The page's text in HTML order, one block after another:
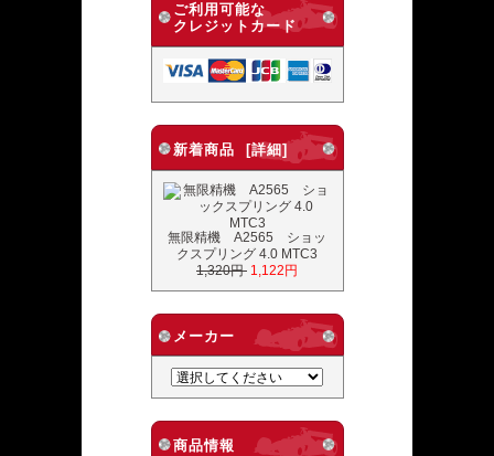
ご利用可能な
クレジットカード
新着商品 [詳細]
無限精機 A2565 ショッ
クスプリング 4.0 MTC3
1,320円 1,122円
メーカー
商品情報